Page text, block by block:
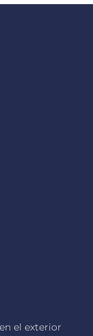
el exterior